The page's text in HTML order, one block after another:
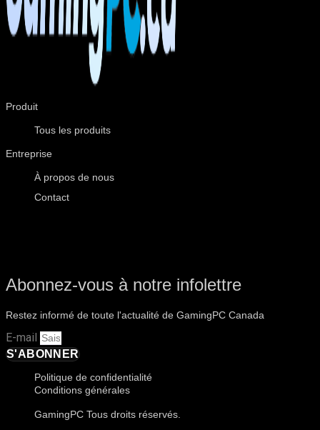
Produit
Tous les produits
Entreprise
À propos de nous
Contact
Abonnez-vous à notre infolettre
Restez informé de toute l'actualité de GamingPC Canada
E-mail
S'ABONNER
Politique de confidentialité
Conditions générales
GamingPC Tous droits réservés.